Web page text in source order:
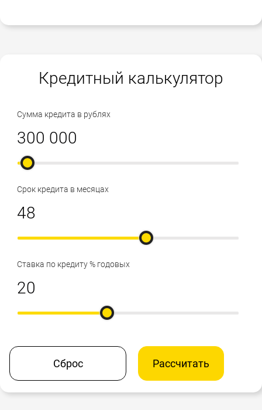
Кредитный калькулятор
Сумма кредита в рублях
Срок кредита в месяцах
Ставка по кредиту % годовых
Сброс Рассчитать